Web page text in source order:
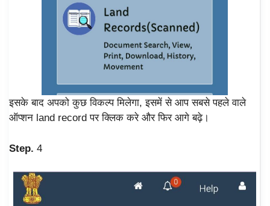
इसके बाद अपको कुछ विकल्प मिलेगा, इसमें से आप सबसे पहले वाले
ऑप्शन land record पर क्लिक करे और फिर आगे बढ़े।
Step. 4